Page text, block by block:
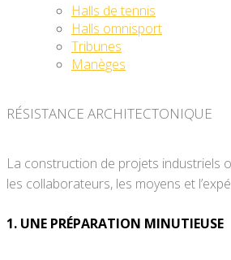
Halls de tennis
Halls omnisport
Tribunes
Manèges
RÉSISTANCE ARCHITECTONIQUE
La construction de projets industriels
les collaborateurs, les moyens et
1. UNE PRÉPARATION MINUTIEUSE